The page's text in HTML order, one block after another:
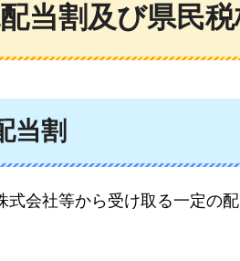
当割及び県民
当割
式会社等から受け取る一定の